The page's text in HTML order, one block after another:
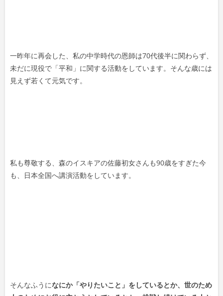
一昨年に再会した、私の中学時代の恩師は70代後半に関わらず、
未だに現役で「平和」に関する活動をしています。そんな歳には
見えず若くて元気です。
私も尊敬する、森のイスキアの佐藤初女さんも90歳をすぎた今
も、日本全国へ講演活動をしています。
そんなふうになにか「やりたいこと」をしているとか、世のため